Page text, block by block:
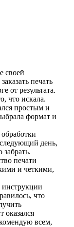
своей
печать
от результата.
что искала.
простым и
формат и
следующий день,
забрать.
печати
и четкими,
инструкции
что
оказался
всем,